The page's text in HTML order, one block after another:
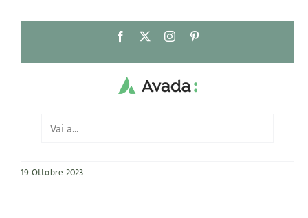
contenuto
Facebook Instagram
Vai a...
19 Ottobre 2023